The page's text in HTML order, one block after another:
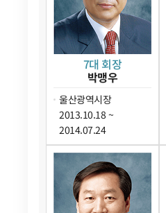
7대 회장
박맹우
울산광역시장
2013.10.18 ~
2014.07.24